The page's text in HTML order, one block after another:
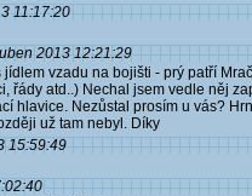
11:17:20
2013 12:21:29
jídlem vzadu na bojišti - prý patří
řády atd..) Nechal jsem vedle něj
hlavice. Nezůstal prosím u vás?
už tam nebyl. Díky
15:59:49